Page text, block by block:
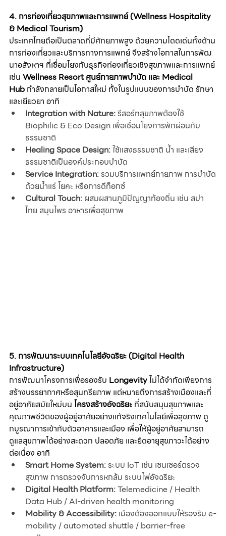
4. การท่องเที่ยวสุขภาพและการแพทย์ (Wellness Hospitality
& Medical Tourism)
ประเทศไทยถือเป็นตลาดที่มีศักยภาพสูง ด้วยความโดดเด่นทั้งด้าน
การท่องเที่ยวและบริการทางการแพทย์ จึงสร้างโอกาสในการพัฒ
นาอสังหาฯ ที่เชื่อมโยงกับธุรกิจท่องเที่ยวเชิงสุขภาพและการแพทย์
เช่น Wellness Resort ศูนย์กายภาพบำบัด และ Medical
Hub กำลังกลายเป็นโอกาสใหม่ ทั้งในรูปแบบของการบำบัด รักษา
และเยียวยา อาทิ
Integration with Nature: รีสอร์ทสุขภาพต้องใช้
Biophilic & Eco Design เพื่อเชื่อมโยงการพักผ่อนกับ
ธรรมชาติ
Healing Space Design: ใช้แสงธรรมชาติ น้ำ และเสียง
ธรรมชาติเป็นองค์ประกอบบำบัด
Service Integration: รวมบริการแพทย์กายภาพ การบำบัด
ด้วยน้ำแร่ โยคะ หรือการดีท็อกซ์
Cultural Touch: ผสมผสานภูมิปัญญาท้องถิ่น เช่น สปา
ไทย สมุนไพร อาหารเพื่อสุขภาพ
5. การพัฒนาระบบเทคโนโลยีอัจฉริยะ (Digital Health
Infrastructure)
การพัฒนาโครงการเพื่อรองรับ Longevity ไม่ได้จำกัดเพียงการ
สร้างบรรยากาศหรือสุนทรียภาพ แต่หมายถึงการสร้างเมืองและที่
อยู่อาศัยสมัยใหม่บน โครงสร้างอัจฉริยะ ที่สนับสนุนสุขภาพและ
คุณภาพชีวิตของผู้อยู่อาศัยอย่างแท้จริงเทคโนโลยีเพื่อสุขภาพ ถู
กบูรณาการเข้ากับตัวอาคารและเมือง เพื่อให้ผู้อยู่อาศัยสามารถ
ดูแลสุขภาพได้อย่างสะดวก ปลอดภัย และยืดอายุสุขภาวะได้อย่าง
ต่อเนื่อง อาทิ
Smart Home System: ระบบ IoT เช่น เซนเซอร์ตรวจ
สุขภาพ การตรวจจับการหกล้ม ระบบไฟอัจฉริยะ
Digital Health Platform: Telemedicine / Health
Data Hub / AI-driven health monitoring
Mobility & Accessibility: เมืองต้องออกแบบให้รองรับ e-
mobility / automated shuttle / barrier-free